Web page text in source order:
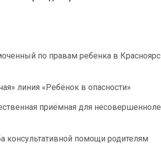
по правам ребенка в
линия «Ребёнок в опасности»
приёмная для
консультативной помощи родителям